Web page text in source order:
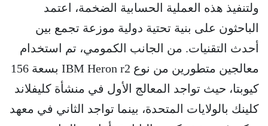
ولتنفيذ هذه العملية الحسابية الضخمة، اعتمد
الباحثون على بنية تحتية دولية موزعة تجمع بين
أحدث التقنيات. من الجانب الكمومي، تم استخدام
معالجين متطورين من نوع IBM Heron r2 بسعة 156
كيوبتا، حيث تواجد المعالج الأول في منشأة كليفلاند
كلينك بالولايات المتحدة، بينما تواجد الثاني في معهد